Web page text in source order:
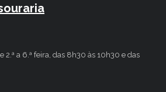
a 6.ª feira, das 8h30 às 10h30 e das